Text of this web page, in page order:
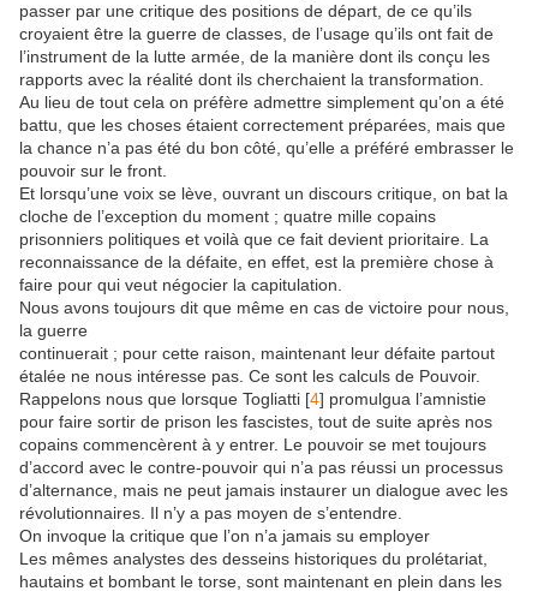
passer par une critique des positions de départ, de ce qu’ils
croyaient être la guerre de classes, de l’usage qu’ils ont fait de
l’instrument de la lutte armée, de la manière dont ils conçu les
rapports avec la réalité dont ils cherchaient la transformation.
Au lieu de tout cela on préfère admettre simplement qu’on a été
battu, que les choses étaient correctement préparées, mais que
la chance n’a pas été du bon côté, qu’elle a préféré embrasser le
pouvoir sur le front.
Et lorsqu’une voix se lève, ouvrant un discours critique, on bat la
cloche de l’exception du moment ; quatre mille copains
prisonniers politiques et voilà que ce fait devient prioritaire. La
reconnaissance de la défaite, en effet, est la première chose à
faire pour qui veut négocier la capitulation.
Nous avons toujours dit que même en cas de victoire pour nous,
la guerre
continuerait ; pour cette raison, maintenant leur défaite partout
étalée ne nous intéresse pas. Ce sont les calculs de Pouvoir.
Rappelons nous que lorsque Togliatti [4] promulgua l’amnistie
pour faire sortir de prison les fascistes, tout de suite après nos
copains commencèrent à y entrer. Le pouvoir se met toujours
d’accord avec le contre-pouvoir qui n’a pas réussi un processus
d’alternance, mais ne peut jamais instaurer un dialogue avec les
révolutionnaires. Il n’y a pas moyen de s’entendre.
On invoque la critique que l’on n’a jamais su employer
Les mêmes analystes des desseins historiques du prolétariat,
hautains et bombant le torse, sont maintenant en plein dans les